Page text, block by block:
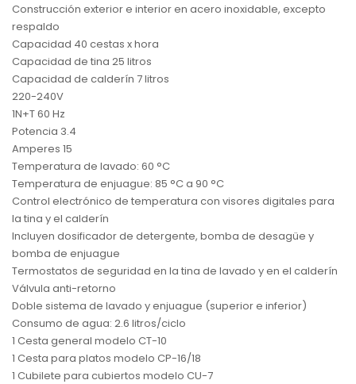
Construcción exterior e interior en acero inoxidable, excepto
respaldo
Capacidad 40 cestas x hora
Capacidad de tina 25 litros
Capacidad de calderín 7 litros
220-240V
1N+T 60 Hz
Potencia 3.4
Amperes 15
Temperatura de lavado: 60 °C
Temperatura de enjuague: 85 °C a 90 °C
Control electrónico de temperatura con visores digitales para
la tina y el calderín
Incluyen dosificador de detergente, bomba de desagüe y
bomba de enjuague
Termostatos de seguridad en la tina de lavado y en el calderín
Válvula anti-retorno
Doble sistema de lavado y enjuague (superior e inferior)
Consumo de agua: 2.6 litros/ciclo
1 Cesta general modelo CT-10
1 Cesta para platos modelo CP-16/18
1 Cubilete para cubiertos modelo CU-7